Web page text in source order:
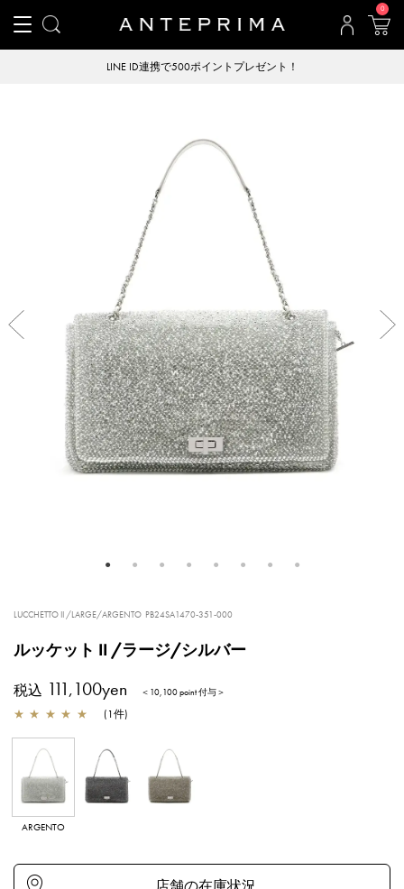
0
LINE ID連携で500ポイントプレゼント！
Previous
LUCCHETTO II /LARGE/ARGENTO PB24SA1470-351-000
ルッケット II /ラージ/シルバー
税込 111,100yen ＜10,100 point 付与＞
★ ★ ★ ★ ★ (1件)
ARGENTO